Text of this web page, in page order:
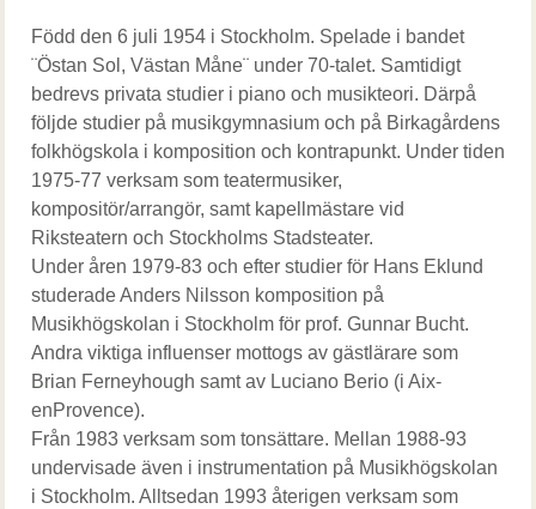
Född den 6 juli 1954 i Stockholm. Spelade i bandet
¨Östan Sol, Västan Måne¨ under 70-talet. Samtidigt
bedrevs privata studier i piano och musikteori. Därpå
följde studier på musikgymnasium och på Birkagårdens
folkhögskola i komposition och kontrapunkt. Under tiden
1975-77 verksam som teatermusiker,
kompositör/arrangör, samt kapellmästare vid
Riksteatern och Stockholms Stadsteater.
Under åren 1979-83 och efter studier för Hans Eklund
studerade Anders Nilsson komposition på
Musikhögskolan i Stockholm för prof. Gunnar Bucht.
Andra viktiga influenser mottogs av gästlärare som
Brian Ferneyhough samt av Luciano Berio (i Aix-
enProvence).
Från 1983 verksam som tonsättare. Mellan 1988-93
undervisade även i instrumentation på Musikhögskolan
i Stockholm. Alltsedan 1993 återigen verksam som